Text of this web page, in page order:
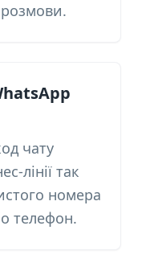
чату
лінії так
номера
телефон.